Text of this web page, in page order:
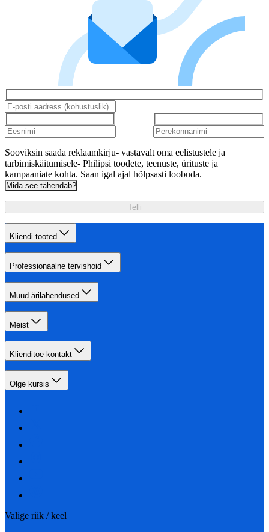
Sooviksin saada reklaamkirju- vastavalt oma eelistustele ja
tarbimiskäitumisele- Philipsi toodete, teenuste, ürituste ja
kampaaniate kohta. Saan igal ajal hõlpsasti loobuda.
Mida see tähendab?
Telli
Kliendi tooted
Professionaalne tervishoid
Muud ärilahendused
Meist
Klienditoe kontakt
Olge kursis
Valige riik / keel